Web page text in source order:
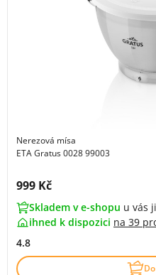
Nerezová mísa
ETA Gratus 0028 99003
Cena s DPH:
999 Kč
Skladem v e-shopu u vás
ihned k dispozici na 39
4.8